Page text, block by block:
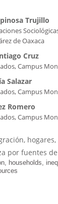
Trujillo
de Oaxaca
Cruz
Campus
Salazar
Campus
Romero
Campus
por fuentes